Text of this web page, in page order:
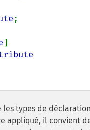
;
]
les types de
appliqué, il convient